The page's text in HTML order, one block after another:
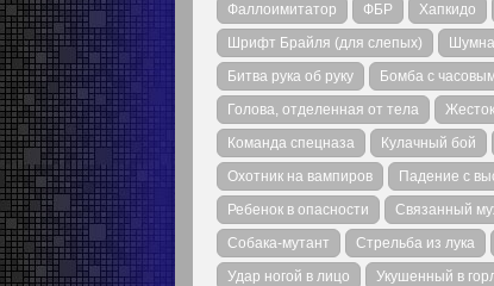
Фаллоимитатор
ФБР Хапкидо
Шрифт Брайля (для слепых)
Битва рука об руку
Бомба с
Голова, отделенная от тела
Команда спецназа
Кулачный бой
Охотник на вампиров
Падение с
Ребенок в опасности
Связанный
Собака-мутант
Стрельба из лука
Удар ногой в лицо
Укушенный в